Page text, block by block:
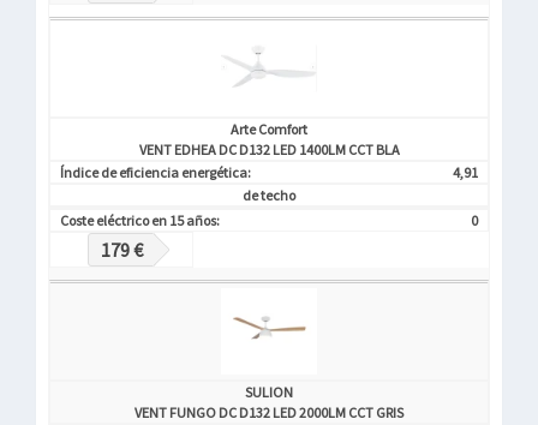
Arte Comfort
VENT EDHEA DC D132 LED 1400LM CCT BLA
Índice de eficiencia energética:
4,91
de techo
Coste eléctrico en 15 años:
0
179 €
SULION
VENT FUNGO DC D132 LED 2000LM CCT GRIS